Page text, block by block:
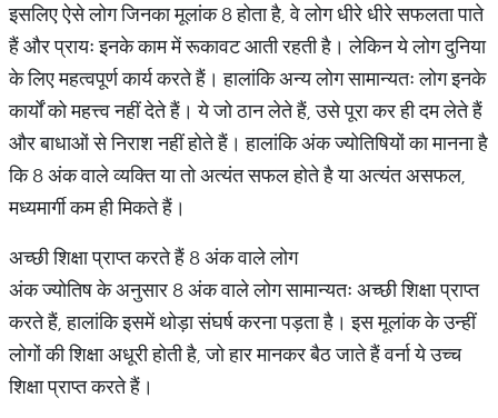
इसलिए ऐसे लोग जिनका मूलांक 8 होता है, वे लोग धीरे धीरे सफलता पाते
हैं और प्रायः इनके काम में रूकावट आती रहती है। लेकिन ये लोग दुनिया
के लिए महत्वपूर्ण कार्य करते हैं। हालांकि अन्य लोग सामान्यतः लोग इनके
कार्यों को महत्त्व नहीं देते हैं। ये जो ठान लेते हैं, उसे पूरा कर ही दम लेते हैं
और बाधाओं से निराश नहीं होते हैं। हालांकि अंक ज्योतिषियों का मानना है
कि 8 अंक वाले व्यक्ति या तो अत्यंत सफल होते है या अत्यंत असफल,
मध्यमार्गी कम ही मिकते हैं।
अच्छी शिक्षा प्राप्त करते हैं 8 अंक वाले लोग
अंक ज्योतिष के अनुसार 8 अंक वाले लोग सामान्यतः अच्छी शिक्षा प्राप्त
करते हैं, हालांकि इसमें थोड़ा संघर्ष करना पड़ता है। इस मूलांक के उन्हीं
लोगों की शिक्षा अधूरी होती है, जो हार मानकर बैठ जाते हैं वर्ना ये उच्च
शिक्षा प्राप्त करते हैं।